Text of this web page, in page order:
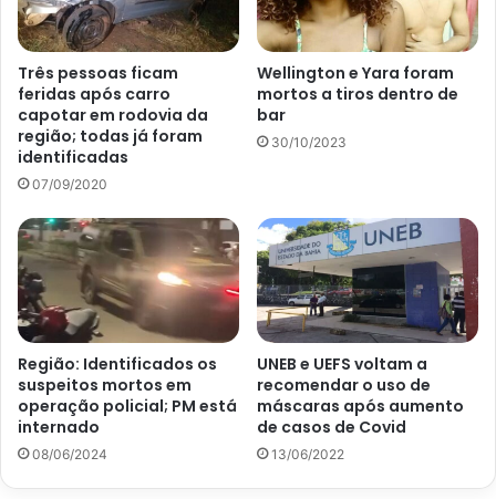
Três pessoas ficam
feridas após carro
capotar em rodovia da
região; todas já foram
identificadas
07/09/2020
Wellington e Yara foram
mortos a tiros dentro de
bar
30/10/2023
Região: Identificados os
suspeitos mortos em
operação policial; PM está
internado
08/06/2024
UNEB e UEFS voltam a
recomendar o uso de
máscaras após aumento
de casos de Covid
13/06/2022